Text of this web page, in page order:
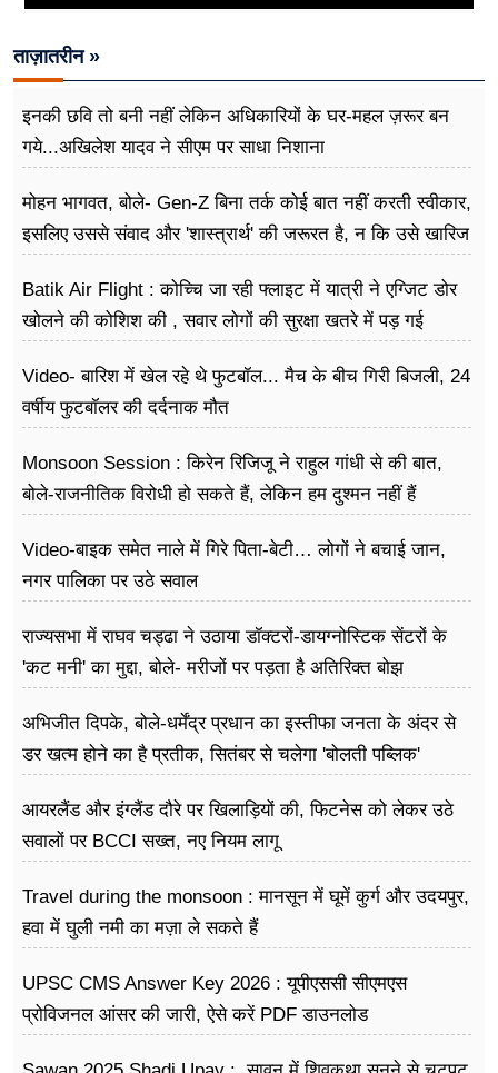
ताज़ातरीन »
इनकी छवि तो बनी नहीं लेकिन अधिकारियों के घर-महल ज़रूर बन
गये...अखिलेश यादव ने सीएम पर साधा​ निशाना
मोहन भागवत, बोले- Gen-Z बिना तर्क कोई बात नहीं करती स्वीकार,
इसलिए उससे संवाद और 'शास्त्रार्थ' की जरूरत है, न कि उसे खारिज
Batik Air Flight : कोच्चि जा रही फ्लाइट में यात्री ने एग्जिट डोर
खोलने की कोशिश की , सवार लोगों की सुरक्षा खतरे में पड़ गई
Video- बारिश में खेल रहे थे फुटबॉल... मैच के बीच गिरी बिजली, 24
वर्षीय फुटबॉलर की दर्दनाक मौत
Monsoon Session : किरेन रिजिजू ने राहुल गांधी से की बात,
बोले-राजनीतिक विरोधी हो सकते हैं, लेकिन हम दुश्मन नहीं हैं
Video-बाइक समेत नाले में गिरे पिता-बेटी… लोगों ने बचाई जान,
नगर पालिका पर उठे सवाल
राज्यसभा में राघव चड्ढा ने उठाया डॉक्टरों-डायग्नोस्टिक सेंटरों के
'कट मनी' का मुद्दा, बोले- मरीजों पर पड़ता है अ​तिरिक्त बोझ
अभिजीत दिपके, बोले-धर्मेंद्र प्रधान का इस्तीफा जनता के अंदर से
डर खत्म होने का है प्रतीक, सितंबर से चलेगा 'बोलती पब्लिक'
आयरलैंड और इंग्लैंड दौरे पर खिलाड़ियों की, फिटनेस को लेकर उठे
सवालों पर BCCI सख्त, नए नियम लागू
Travel during the monsoon : मानसून में घूमें कुर्ग और उदयपुर,
हवा में घुली नमी का मज़ा ले सकते हैं
UPSC CMS Answer Key 2026 : यूपीएससी सीएमएस
प्रोविजनल आंसर की जारी, ऐसे करें PDF डाउनलोड